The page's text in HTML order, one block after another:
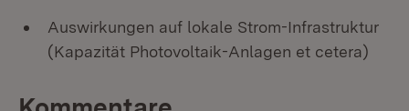
Auswirkungen auf lokale Strom-Infrastruktur
(Kapazität Photovoltaik-Anlagen et cetera)